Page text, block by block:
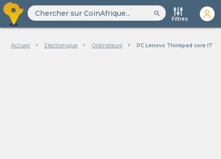
search
Filtres
Accueil Electronique Ordinateurs PC Lenovo Thinkpad core I7